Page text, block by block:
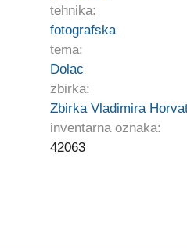
tehnika:
fotografska
tema:
Dolac
zbirka:
Zbirka Vladimira
inventarna oznaka:
42063